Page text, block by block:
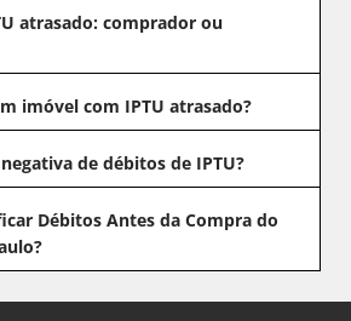
atrasado: comprador ou
imóvel com IPTU atrasado?
de débitos de IPTU?
Débitos Antes da Compra do